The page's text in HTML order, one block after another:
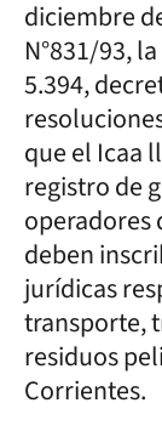
diciembre
N°831/93,
5.394,
que el Icaa
registro de
operadores
deben
jurídicas
transporte,
residuos
Corrientes.